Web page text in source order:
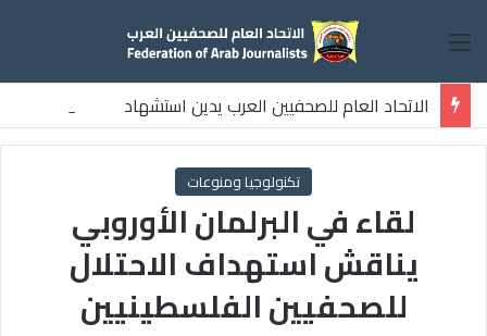
القائمة
الاتحاد العام للصحفيين العرب يدين استشهاد
ثلاثة صحفيين فلسطينيين باستهداف إسرائيلي وسط قطاع غزة
تكنولوجيا ومنوعات
لقاء في البرلمان الأوروبي
يناقش استهداف الاحتلال
للصحفيين الفلسطينيين